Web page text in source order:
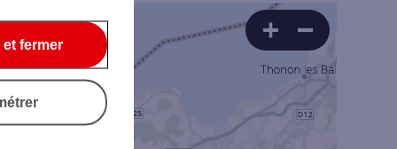
Rechercher
fermer